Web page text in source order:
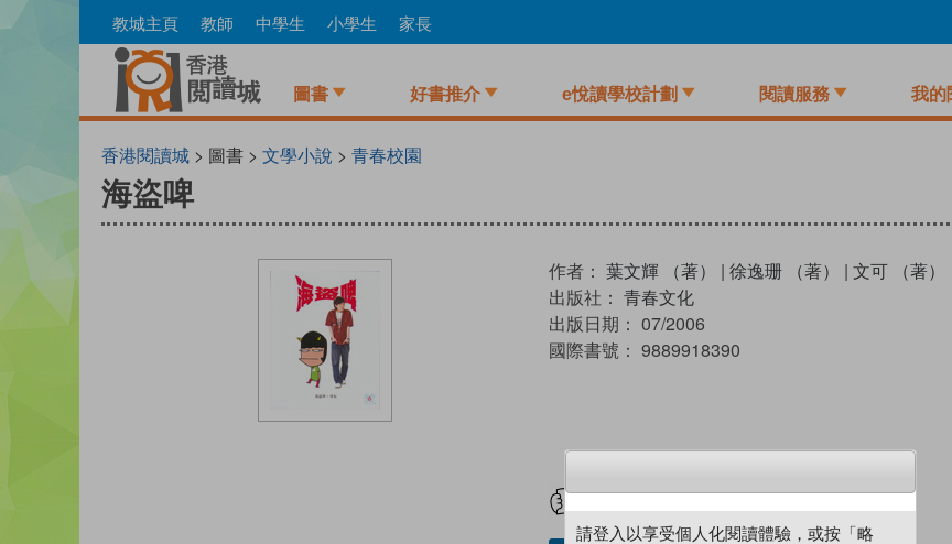
to
教城主頁 教師 中學生 小學生 家長
圖書 好書推介 e悅讀學校計劃 閱讀服務 我的
香港閱讀城 > 圖書 > 文學小說 > 青春校園
海盜啤
作者： 葉文輝 （著） | 徐逸珊 （著） | 文可 （著）
出版社： 青春文化
出版日期： 07/2006
國際書號： 9889918390
請登入以享受個人化閱讀體驗，或按「略